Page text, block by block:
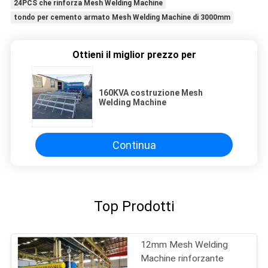
24PCS che rinforza Mesh Welding Machine
tondo per cemento armato Mesh Welding Machine di 3000mm
Ottieni il miglior prezzo per
160KVA costruzione Mesh
Welding Machine
Continua
Top Prodotti
12mm Mesh Welding
Machine rinforzante